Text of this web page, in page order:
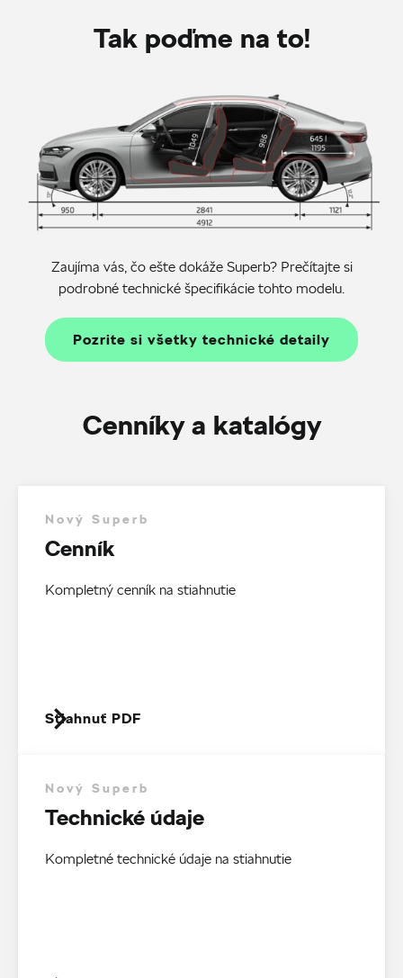
Tak poďme na to!
Zaujíma vás, čo ešte dokáže Superb? Prečítajte si
podrobné technické špecifikácie tohto modelu.
Pozrite si všetky technické detaily
Cenníky a katalógy
Nový Superb
Cenník
Kompletný cenník na stiahnutie
Stiahnuť PDF
Nový Superb
Technické údaje
Kompletné technické údaje na stiahnutie